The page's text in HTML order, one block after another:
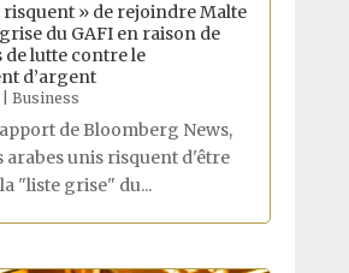
risquent » de rejoindre Malte
du GAFI en raison de
de lutte contre le
d’argent
Business
de Bloomberg News,
arabes unis risquent d'être
"liste grise" du...